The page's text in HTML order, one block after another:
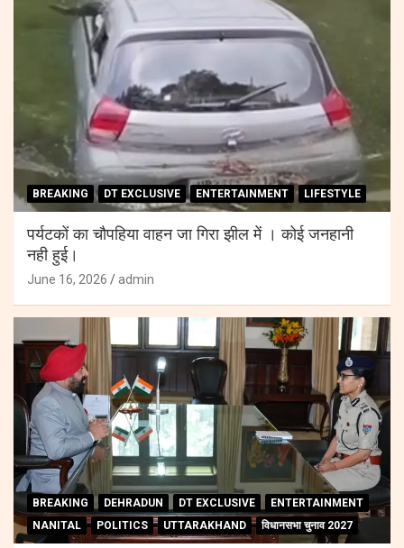
BREAKING DT EXCLUSIVE ENTERTAINMENT LIFESTYLE
पर्यटकों का चौपहिया वाहन जा गिरा झील में । कोई जनहानी
नही हुई।
June 16, 2026 admin
BREAKING DEHRADUN DT EXCLUSIVE
ENTERTAINMENT
NANITAL
POLITICS UTTARAKHAND विधानसभा चुनाव 2027